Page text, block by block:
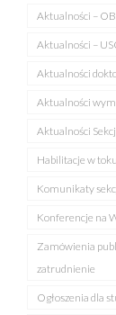
Aktualności –
Aktualności –
Aktualności
Aktualności
Aktualności
Habilitacje w toku
Komunikaty
Konferencje na
Zamówienia
zatrudnienie
Ogłoszenia dla